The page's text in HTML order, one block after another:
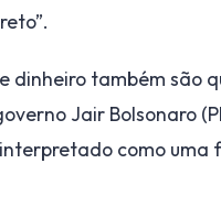
dinheiro também são
Jair Bolsonaro
como